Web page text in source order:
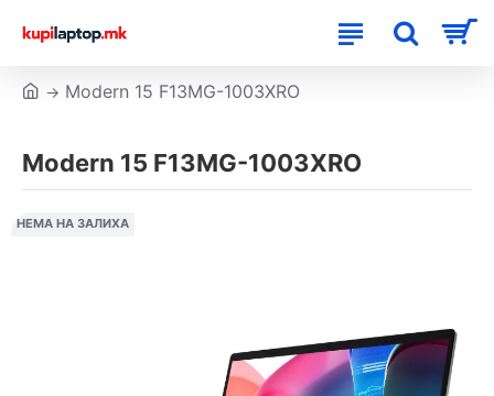
Modern 15 F13MG-1003XRO
Modern 15 F13MG-1003XRO
НЕМА НА ЗАЛИХА